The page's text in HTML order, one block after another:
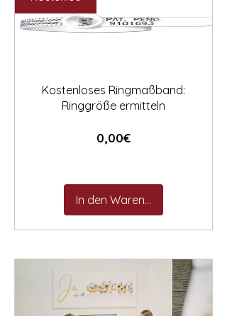
Kostenloses Ringmaßband:
Ringgröße ermitteln
0,00€Preis
In den Warenkorb